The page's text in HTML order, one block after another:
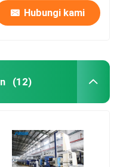
Hubungi kami
(12)